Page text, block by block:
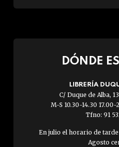
DÓNDE
LIBRERÍA
C/ Duque de Alba,
M-S 10.30-14.30 17.00-
Tfno: 91
En julio el horario de
Agosto